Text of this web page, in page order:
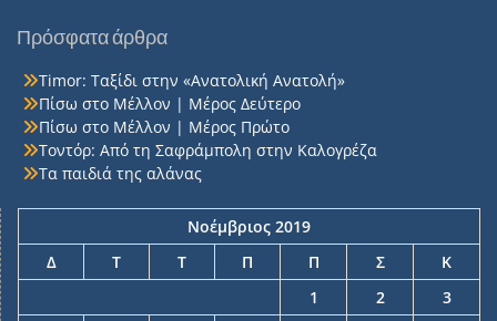
Πρόσφατα άρθρα
Timor: Ταξίδι στην «Ανατολική Ανατολή»
Πίσω στο Μέλλον | Μέρος Δεύτερο
Πίσω στο Μέλλον | Μέρος Πρώτο
Τοντόρ: Από τη Σαφράμπολη στην Καλογρέζα
Τα παιδιά της αλάνας
Νοέμβριος 2019
Δ
Τ Τ Π Π Σ
Κ
1
2
3